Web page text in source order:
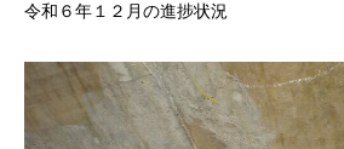
令和６年１２月の進捗状況